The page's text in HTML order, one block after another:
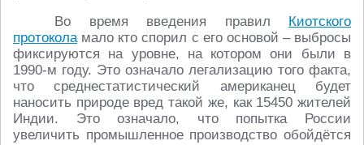
Во время введения правил Киотского
протоколамало кто спорил с его основой – выбросы
фиксируются на уровне, на котором они были в
1990-м году. Это означало легализацию того факта,
что среднестатистический американец будет
наносить природе вред такой же, как 15450 жителей
Индии. Это означало, что попытка России
увеличить промышленное производство обойдётся